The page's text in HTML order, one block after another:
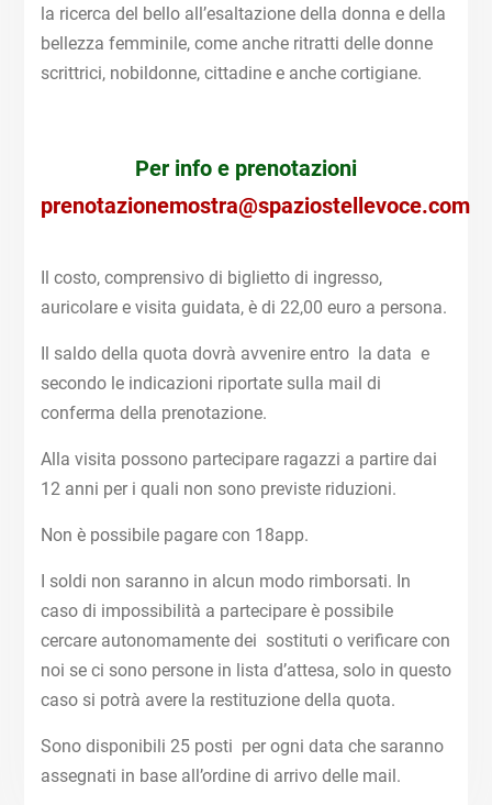
la ricerca del bello all’esaltazione della donna e della
bellezza femminile, come anche ritratti delle donne
scrittrici, nobildonne, cittadine e anche cortigiane.
Per info e prenotazioni
prenotazionemostra@spaziostellevoce.com
Il costo, comprensivo di biglietto di ingresso,
auricolare e visita guidata, è di 22,00 euro a persona.
Il saldo della quota dovrà avvenire entro la data e
secondo le indicazioni riportate sulla mail di
conferma della prenotazione.
Alla visita possono partecipare ragazzi a partire dai
12 anni per i quali non sono previste riduzioni.
Non è possibile pagare con 18app.
I soldi non saranno in alcun modo rimborsati. In
caso di impossibilità a partecipare è possibile
cercare autonomamente dei sostituti o verificare con
noi se ci sono persone in lista d’attesa, solo in questo
caso si potrà avere la restituzione della quota.
Sono disponibili 25 posti per ogni data che saranno
assegnati in base all’ordine di arrivo delle mail.